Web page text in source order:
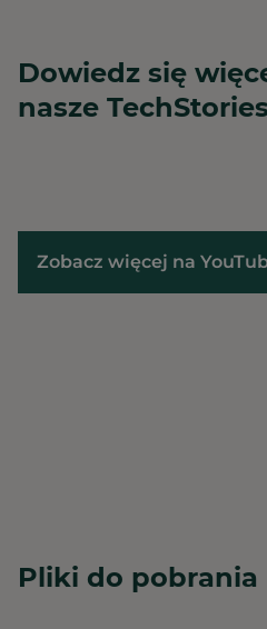
Dowiedz się
nasze
Zobacz więcej na
Pliki do pobrania